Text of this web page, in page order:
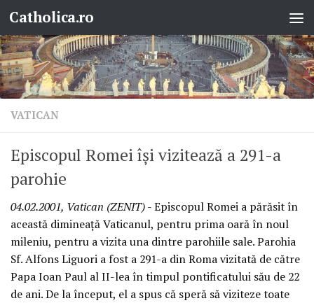
Skip to content
Catholica.ro
VATICAN
Episcopul Romei îşi vizitează a 291-a
parohie
04.02.2001, Vatican (ZENIT)- Episcopul Romei a părăsit în
această dimineaţă Vaticanul, pentru prima oară în noul
mileniu, pentru a vizita una dintre parohiile sale. Parohia
Sf. Alfons Liguori a fost a 291-a din Roma vizitată de către
Papa Ioan Paul al II-lea în timpul pontificatului său de 22
de ani. De la început, el a spus că speră să viziteze toate